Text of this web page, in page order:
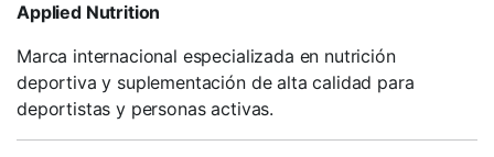
Applied Nutrition
Marca internacional especializada en nutrición
deportiva y suplementación de alta calidad para
deportistas y personas activas.